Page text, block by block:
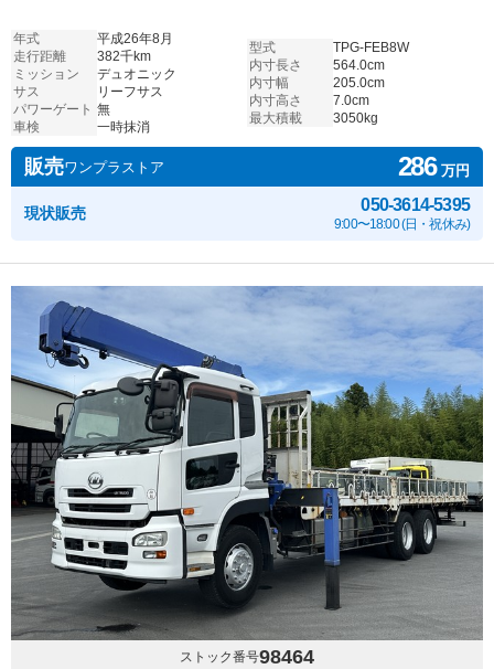
年式
平成26年8月
走行距離
382千km
ミッション
デュオニック
サス
リーフサス
パワーゲート 無
車検
一時抹消
型式
TPG-FEB8W
内寸長さ
564.0cm
内寸幅
205.0cm
内寸高さ
7.0cm
最大積載
3050kg
販売ワンプラストア 286万円
現状販売 050-3614-5395
9:00〜18:00 (日・祝休み)
ストック番号98464